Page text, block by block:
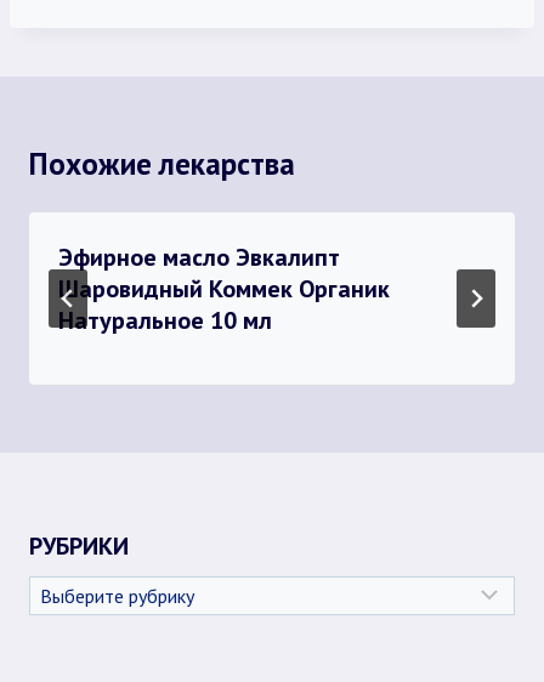
Похожие лекарства
Эфирное масло Эвкалипт
Шаровидный Коммек Органик
Натуральное 10 мл
РУБРИКИ
Рубрики